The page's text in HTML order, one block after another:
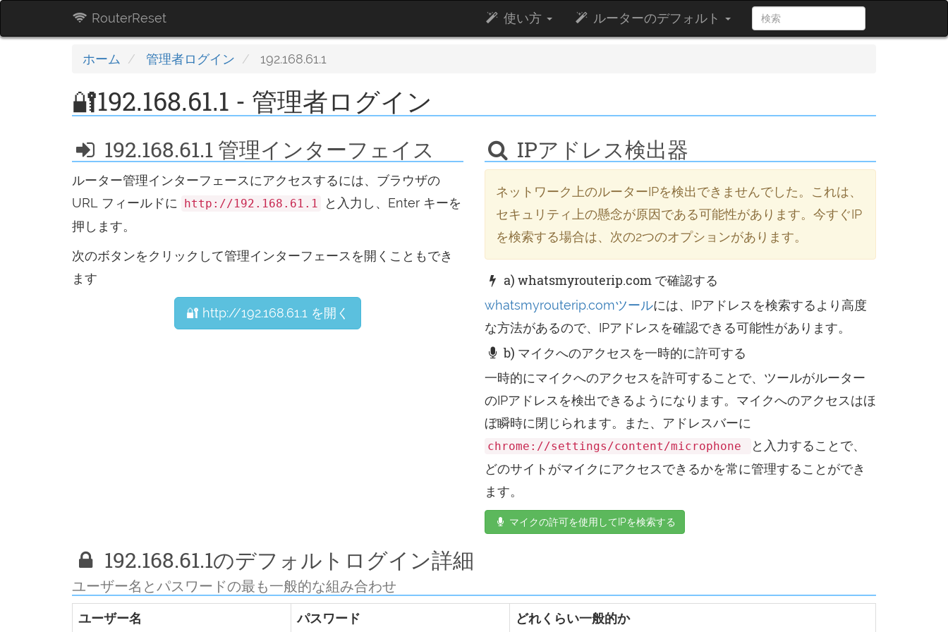
RouterReset 使い方 ルーターのデフォルト
ホーム 管理者ログイン 192.168.61.1
🔐192.168.61.1 - 管理者ログイン
192.168.61.1 管理インターフェイス
ルーター管理インターフェースにアクセスするには、ブラウザの
URL フィールドに
http://192.168.61.1
と入力し、Enter キーを
押します。
次のボタンをクリックして管理インターフェースを開くこともでき
ます
🔐 http://192.168.61.1 を開く
IPアドレス検出器
ネットワーク上のルーターIPを検出できませんでした。これは、
セキュリティ上の懸念が原因である可能性があります。今すぐIP
を検索する場合は、次の2つのオプションがあります。
a) whatsmyrouterip.com で確認する
whatsmyrouterip.comツールには、IPアドレスを検索するより高度
な方法があるので、IPアドレスを確認できる可能性があります。
b) マイクへのアクセスを一時的に許可する
一時的にマイクへのアクセスを許可することで、ツールがルーター
のIPアドレスを検出できるようになります。マイクへのアクセスはほ
ぼ瞬時に閉じられます。また、アドレスバーに
chrome://settings/content/microphone
と入力することで、
どのサイトがマイクにアクセスできるかを常に管理することができ
ます。
マイクの許可を使用してIPを検索する
192.168.61.1のデフォルトログイン詳細
ユーザー名とパスワードの最も一般的な組み合わせ
ユーザー名 パスワード どれくらい一般的か